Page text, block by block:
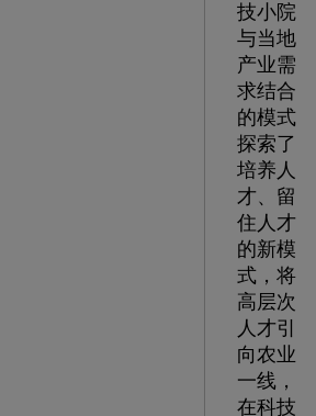
技小院
与当地
产业需
求结合
的模式
探索了
培养人
才、留
住人才
的新模
式，将
高层次
人才引
向农业
一线，
在科技